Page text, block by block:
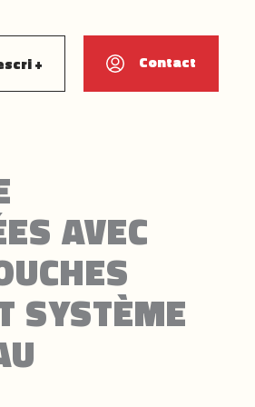
+ Contact
AVEC
SYSTÈME